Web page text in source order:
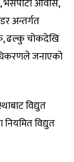
भैंसेपाटी आवास,
अन्तर्गत
ढल्कु चोकदेखि
जनाएको
विद्युत
विद्युत